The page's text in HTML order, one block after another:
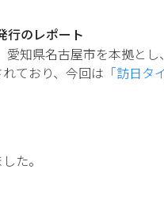
のレポート
愛知県名古屋市を本拠と
ており、今回は 「訪日タ
た。